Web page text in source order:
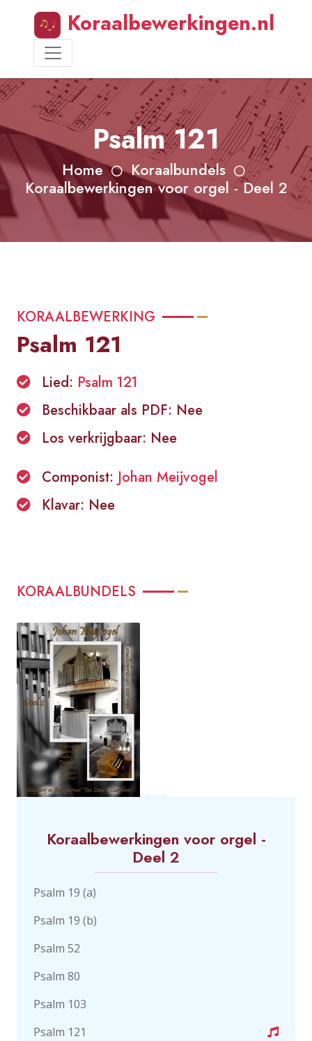
Koraalbewerkingen.nl
Psalm 121
Home
Koraalbundels
Koraalbewerkingen voor orgel - Deel 2
KORAALBEWERKING
Psalm 121
Lied: Psalm 121
Beschikbaar als PDF: Nee
Los verkrijgbaar: Nee
Componist: Johan Meijvogel
Klavar: Nee
KORAALBUNDELS
Koraalbewerkingen voor orgel -
Deel 2
Psalm 19 (a)
Psalm 19 (b)
Psalm 52
Psalm 80
Psalm 103
Psalm 121